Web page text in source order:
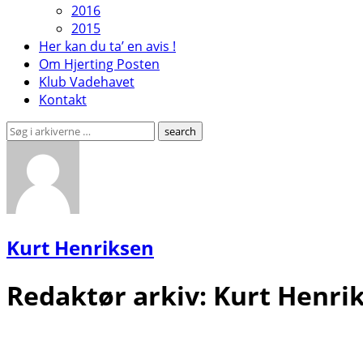
2016
2015
Her kan du ta’ en avis !
Om Hjerting Posten
Klub Vadehavet
Kontakt
Kurt Henriksen
Redaktør arkiv: Kurt